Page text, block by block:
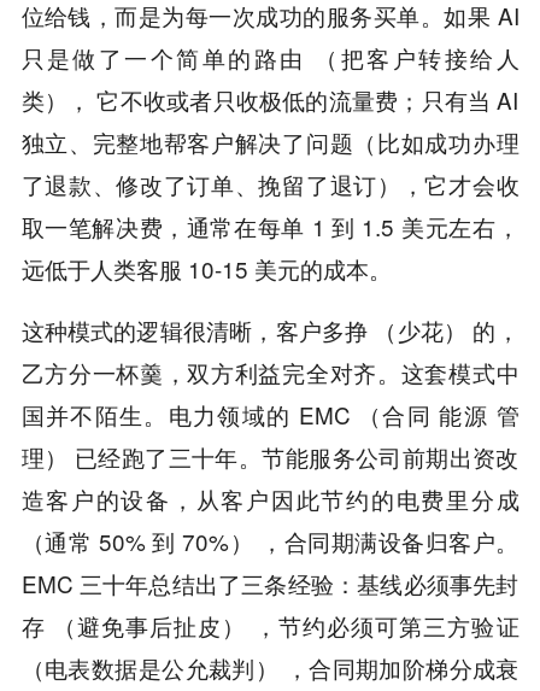
位给钱，而是为每一次成功的服务买单。如果 AI
只是做了一个简单的路由 （把客户转接给人
类）， 它不收或者只收极低的流量费；只有当 AI
独立、完整地帮客户解决了问题（比如成功办理
了退款、修改了订单、挽留了退订），它才会收
取一笔解决费，通常在每单 1 到 1.5 美元左右，
远低于人类客服 10-15 美元的成本。
这种模式的逻辑很清晰，客户多挣 （少花） 的，
乙方分一杯羹，双方利益完全对齐。这套模式中
国并不陌生。电力领域的 EMC （合同 能源 管
理） 已经跑了三十年。节能服务公司前期出资改
造客户的设备，从客户因此节约的电费里分成
（通常 50% 到 70%） ，合同期满设备归客户。
EMC 三十年总结出了三条经验：基线必须事先封
存 （避免事后扯皮） ，节约必须可第三方验证
（电表数据是公允裁判） ，合同期加阶梯分成衰